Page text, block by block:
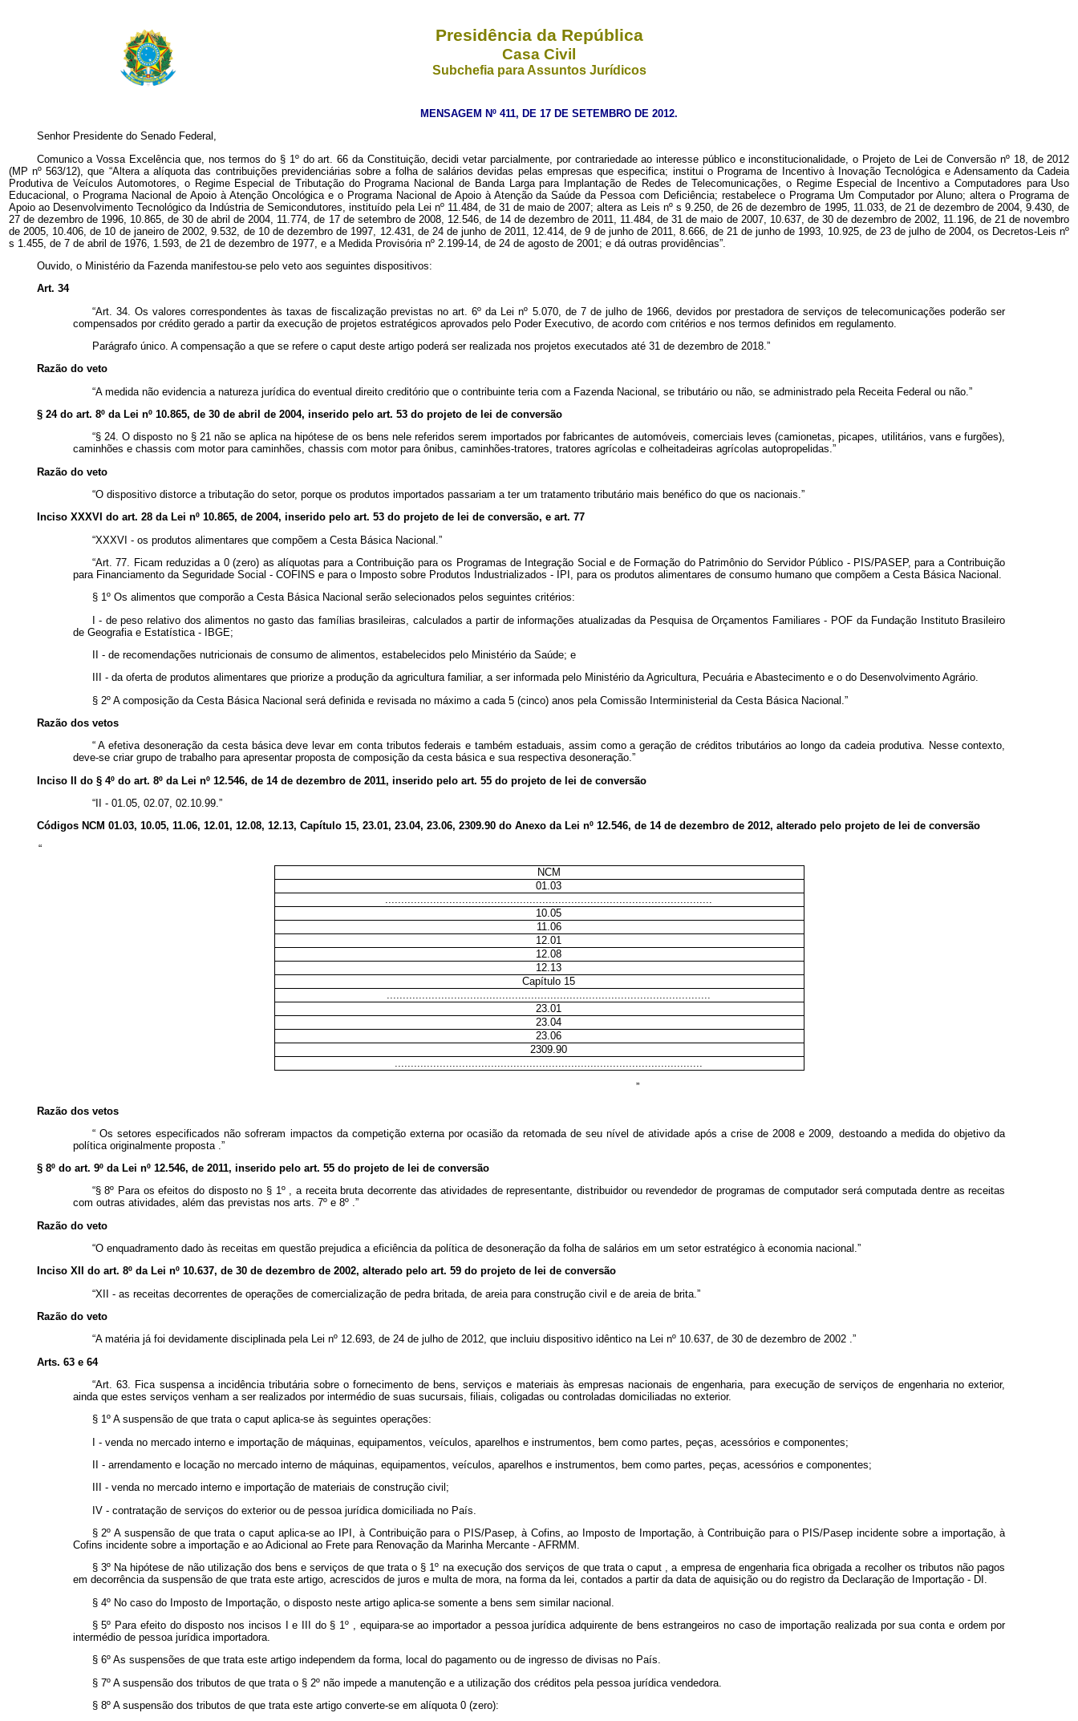
Presidência da República
Casa Civil
Subchefia para Assuntos Jurídicos
MENSAGEM Nº 411, DE 17 DE SETEMBRO DE 2012.
Senhor Presidente do Senado Federal,
Comunico a Vossa Excelência que, nos termos do § 1º do art. 66 da Constituição, decidi vetar parcialmente, por contrariedade ao interesse público e inconstitucionalidade, o Projeto de Lei de Conversão nº 18, de 2012
(MP nº 563/12), que “Altera a alíquota das contribuições previdenciárias sobre a folha de salários devidas pelas empresas que especifica; institui o Programa de Incentivo à Inovação Tecnológica e Adensamento da Cadeia
Produtiva de Veículos Automotores, o Regime Especial de Tributação do Programa Nacional de Banda Larga para Implantação de Redes de Telecomunicações, o Regime Especial de Incentivo a Computadores para Uso
Educacional, o Programa Nacional de Apoio à Atenção Oncológica e o Programa Nacional de Apoio à Atenção da Saúde da Pessoa com Deficiência; restabelece o Programa Um Computador por Aluno; altera o Programa de
Apoio ao Desenvolvimento Tecnológico da Indústria de Semicondutores, instituído pela Lei nº 11.484, de 31 de maio de 2007; altera as Leis nº s 9.250, de 26 de dezembro de 1995, 11.033, de 21 de dezembro de 2004, 9.430, de
27 de dezembro de 1996, 10.865, de 30 de abril de 2004, 11.774, de 17 de setembro de 2008, 12.546, de 14 de dezembro de 2011, 11.484, de 31 de maio de 2007, 10.637, de 30 de dezembro de 2002, 11.196, de 21 de novembro
de 2005, 10.406, de 10 de janeiro de 2002, 9.532, de 10 de dezembro de 1997, 12.431, de 24 de junho de 2011, 12.414, de 9 de junho de 2011, 8.666, de 21 de junho de 1993, 10.925, de 23 de julho de 2004, os Decretos-Leis nº
s 1.455, de 7 de abril de 1976, 1.593, de 21 de dezembro de 1977, e a Medida Provisória nº 2.199-14, de 24 de agosto de 2001; e dá outras providências”.
Ouvido, o Ministério da Fazenda manifestou-se pelo veto aos seguintes dispositivos:
Art. 34
“Art. 34. Os valores correspondentes às taxas de fiscalização previstas no art. 6º da Lei nº 5.070, de 7 de julho de 1966, devidos por prestadora de serviços de telecomunicações poderão ser
compensados por crédito gerado a partir da execução de projetos estratégicos aprovados pelo Poder Executivo, de acordo com critérios e nos termos definidos em regulamento.
Parágrafo único. A compensação a que se refere o caput deste artigo poderá ser realizada nos projetos executados até 31 de dezembro de 2018.”
Razão do veto
“A medida não evidencia a natureza jurídica do eventual direito creditório que o contribuinte teria com a Fazenda Nacional, se tributário ou não, se administrado pela Receita Federal ou não.”
§ 24 do art. 8º da Lei nº 10.865, de 30 de abril de 2004, inserido pelo art. 53 do projeto de lei de conversão
“§ 24. O disposto no § 21 não se aplica na hipótese de os bens nele referidos serem importados por fabricantes de automóveis, comerciais leves (camionetas, picapes, utilitários, vans e furgões),
caminhões e chassis com motor para caminhões, chassis com motor para ônibus, caminhões-tratores, tratores agrícolas e colheitadeiras agrícolas autopropelidas.”
Razão do veto
“O dispositivo distorce a tributação do setor, porque os produtos importados passariam a ter um tratamento tributário mais benéfico do que os nacionais.”
Inciso XXXVI do art. 28 da Lei nº 10.865, de 2004, inserido pelo art. 53 do projeto de lei de conversão, e art. 77
“XXXVI - os produtos alimentares que compõem a Cesta Básica Nacional.”
“Art. 77. Ficam reduzidas a 0 (zero) as alíquotas para a Contribuição para os Programas de Integração Social e de Formação do Patrimônio do Servidor Público - PIS/PASEP, para a Contribuição
para Financiamento da Seguridade Social - COFINS e para o Imposto sobre Produtos Industrializados - IPI, para os produtos alimentares de consumo humano que compõem a Cesta Básica Nacional.
§ 1º Os alimentos que comporão a Cesta Básica Nacional serão selecionados pelos seguintes critérios:
I - de peso relativo dos alimentos no gasto das famílias brasileiras, calculados a partir de informações atualizadas da Pesquisa de Orçamentos Familiares - POF da Fundação Instituto Brasileiro
de Geografia e Estatística - IBGE;
II - de recomendações nutricionais de consumo de alimentos, estabelecidos pelo Ministério da Saúde; e
III - da oferta de produtos alimentares que priorize a produção da agricultura familiar, a ser informada pelo Ministério da Agricultura, Pecuária e Abastecimento e o do Desenvolvimento Agrário.
§ 2º A composição da Cesta Básica Nacional será definida e revisada no máximo a cada 5 (cinco) anos pela Comissão Interministerial da Cesta Básica Nacional.”
Razão dos vetos
“A efetiva desoneração da cesta básica deve levar em conta tributos federais e também estaduais, assim como a geração de créditos tributários ao longo da cadeia produtiva. Nesse contexto,
deve-se criar grupo de trabalho para apresentar proposta de composição da cesta básica e sua respectiva desoneração.”
Inciso II do § 4º do art. 8º da Lei nº 12.546, de 14 de dezembro de 2011, inserido pelo art. 55 do projeto de lei de conversão
“II - 01.05, 02.07, 02.10.99.”
Códigos NCM 01.03, 10.05, 11.06, 12.01, 12.08, 12.13, Capítulo 15, 23.01, 23.04, 23.06, 2309.90 do Anexo da Lei nº 12.546, de 14 de dezembro de 2012, alterado pelo projeto de lei de conversão
“
NCM
01.03
10.05
11.06
12.01
12.08
12.13
Capítulo 15
23.01
23.04
23.06
2309.90
”
Razão dos vetos
“ Os setores especificados não sofreram impactos da competição externa por ocasião da retomada de seu nível de atividade após a crise de 2008 e 2009, destoando a medida do objetivo da
política originalmente proposta .”
§ 8º do art. 9º da Lei nº 12.546, de 2011, inserido pelo art. 55 do projeto de lei de conversão
“§ 8º Para os efeitos do disposto no § 1º , a receita bruta decorrente das atividades de representante, distribuidor ou revendedor de programas de computador será computada dentre as receitas
com outras atividades, além das previstas nos arts. 7º e 8º .”
Razão do veto
“O enquadramento dado às receitas em questão prejudica a eficiência da política de desoneração da folha de salários em um setor estratégico à economia nacional.”
Inciso XII do art. 8º da Lei nº 10.637, de 30 de dezembro de 2002, alterado pelo art. 59 do projeto de lei de conversão
“XII - as receitas decorrentes de operações de comercialização de pedra britada, de areia para construção civil e de areia de brita.”
Razão do veto
“A matéria já foi devidamente disciplinada pela Lei nº 12.693, de 24 de julho de 2012, que incluiu dispositivo idêntico na Lei nº 10.637, de 30 de dezembro de 2002 .”
Arts. 63 e 64
“Art. 63. Fica suspensa a incidência tributária sobre o fornecimento de bens, serviços e materiais às empresas nacionais de engenharia, para execução de serviços de engenharia no exterior,
ainda que estes serviços venham a ser realizados por intermédio de suas sucursais, filiais, coligadas ou controladas domiciliadas no exterior.
§ 1º A suspensão de que trata o caput aplica-se às seguintes operações:
I - venda no mercado interno e importação de máquinas, equipamentos, veículos, aparelhos e instrumentos, bem como partes, peças, acessórios e componentes;
II - arrendamento e locação no mercado interno de máquinas, equipamentos, veículos, aparelhos e instrumentos, bem como partes, peças, acessórios e componentes;
III - venda no mercado interno e importação de materiais de construção civil;
IV - contratação de serviços do exterior ou de pessoa jurídica domiciliada no País.
§ 2º A suspensão de que trata o caput aplica-se ao IPI, à Contribuição para o PIS/Pasep, à Cofins, ao Imposto de Importação, à Contribuição para o PIS/Pasep incidente sobre a importação, à
Cofins incidente sobre a importação e ao Adicional ao Frete para Renovação da Marinha Mercante - AFRMM.
§ 3º Na hipótese de não utilização dos bens e serviços de que trata o § 1º na execução dos serviços de que trata ocaput , a empresa de engenharia fica obrigada a recolher os tributos não pagos
em decorrência da suspensão de que trata este artigo, acrescidos de juros e multa de mora, na forma da lei, contados a partir da data de aquisição ou do registro da Declaração de Importação - DI.
§ 4º No caso do Imposto de Importação, o disposto neste artigo aplica-se somente a bens sem similar nacional.
§ 5º Para efeito do disposto nos incisos I e III do § 1º , equipara-se ao importador a pessoa jurídica adquirente de bens estrangeiros no caso de importação realizada por sua conta e ordem por
intermédio de pessoa jurídica importadora.
§ 6º As suspensões de que trata este artigo independem da forma, local do pagamento ou de ingresso de divisas no País.
§ 7º A suspensão dos tributos de que trata o § 2º não impede a manutenção e a utilização dos créditos pela pessoa jurídica vendedora.
§ 8º A suspensão dos tributos de que trata este artigo converte-se em alíquota 0 (zero):